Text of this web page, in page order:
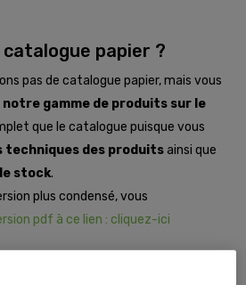
papier ?
pas de catalogue papier, mais vous
gamme de produits sur le
que le catalogue puisque vous
techniques des produits ainsi que
stock.
plus condensé, vous
pdf à ce lien : cliquez-ici